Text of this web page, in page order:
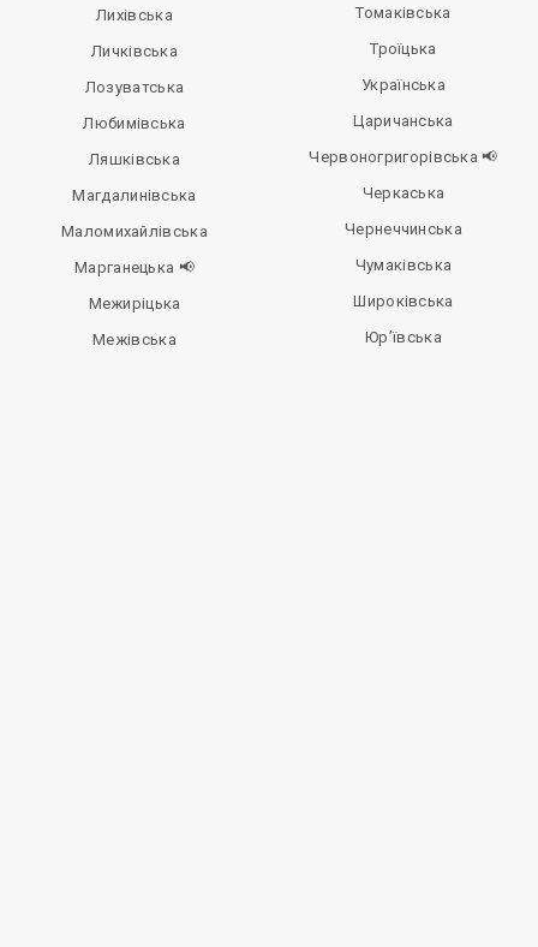
Лихівська
Личківська
Лозуватська
Любимівська
Ляшківська
Магдалинівська
Маломихайлівська
Марганецька 📢
Межиріцька
Межівська
Томаківська
Троїцька
Українська
Царичанська
Червоногригорівська 📢
Черкаська
Чернеччинська
Чумаківська
Широківська
Юр’ївська